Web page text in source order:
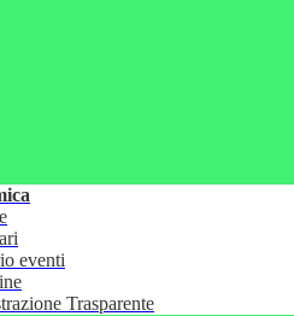
eventi
Trasparente